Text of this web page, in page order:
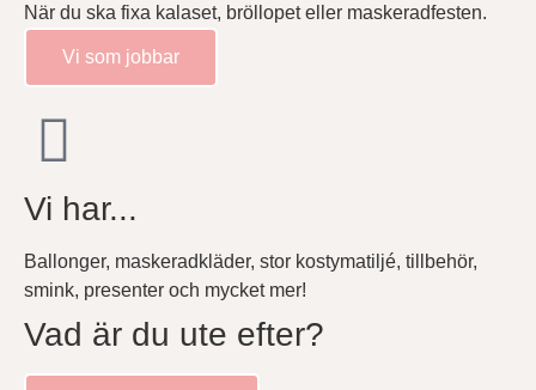
När du ska fixa kalaset, bröllopet eller maskeradfesten.
Vi som jobbar
Vi har...
Ballonger, maskeradkläder, stor kostymatiljé, tillbehör,
smink, presenter och mycket mer!
Vad är du ute efter?